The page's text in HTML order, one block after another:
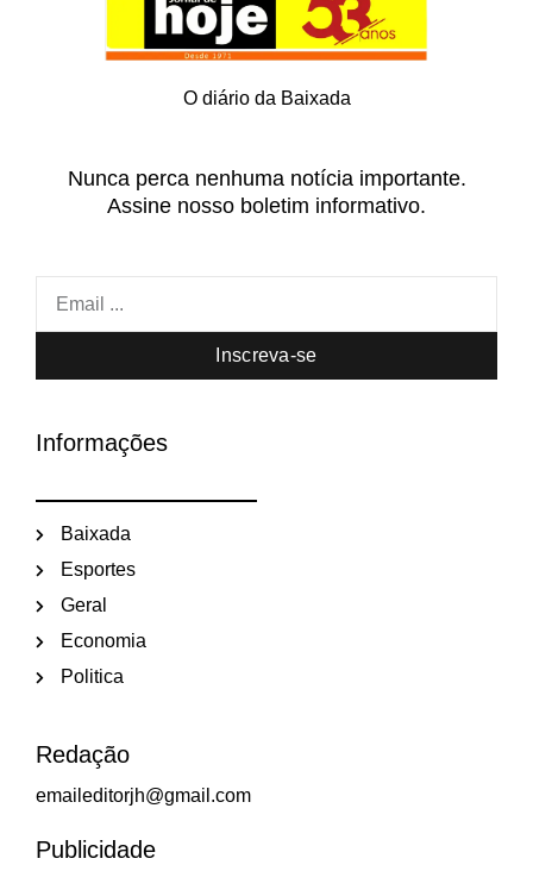
O diário da Baixada
Nunca perca nenhuma notícia importante.
Assine nosso boletim informativo.
Inscreva-se
Informações
Baixada
Esportes
Geral
Economia
Politica
Redação
emaileditorjh@gmail.com
Publicidade